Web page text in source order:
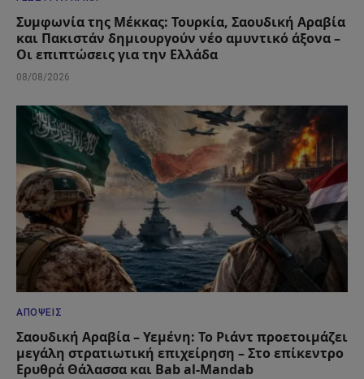
Συμφωνία της Μέκκας: Τουρκία, Σαουδική Αραβία
και Πακιστάν δημιουργούν νέο αμυντικό άξονα –
Οι επιπτώσεις για την Ελλάδα
08/08/2026
ΑΠΌΨΕΙΣ
Σαουδική Αραβία – Υεμένη: Το Ριάντ προετοιμάζει
μεγάλη στρατιωτική επιχείρηση – Στο επίκεντρο
Ερυθρά Θάλασσα και Bab al-Mandab